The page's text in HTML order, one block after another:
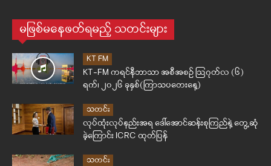
မဖြစ်မနေဖတ်ရမည့် သတင်းများ
KT FM
KT-FM ကရင်နီဘာသာ အစီအစဉ် ဩဂုတ်လ (၆)
ရက်၊ ၂၀၂၆ ခုနှစ်(ကြာသပတေးနေ့)
သတင်း
လုပ်ထုံးလုပ်နည်းအရ ဒေါ်အောင်ဆန်းစုကြည်နဲ့ တွေ့ဆုံ
ခဲ့ကြောင်း ICRC ထုတ်ပြန်
သတင်း